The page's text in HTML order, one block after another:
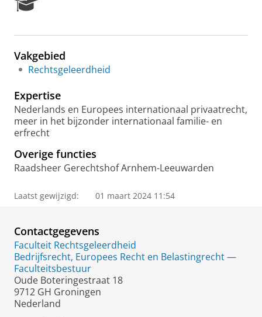
e
r
c
P
o
r
t
l
Vakgebied
Rechtsgeleerdheid
Expertise
Nederlands en Europees internationaal privaatrecht,
meer in het bijzonder internationaal familie- en
erfrecht
Overige functies
Raadsheer Gerechtshof Arnhem-Leeuwarden
Laatst gewijzigd: 01 maart 2024 11:54
Contactgegevens
Faculteit Rechtsgeleerdheid
Bedrijfsrecht, Europees Recht en Belastingrecht —
Faculteitsbestuur
Oude Boteringestraat 18
9712 GH Groningen
Nederland